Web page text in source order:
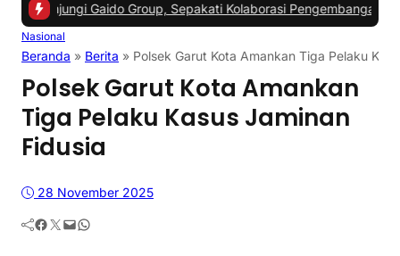
Group, Sepakati Kolaborasi Pengembangan Ekonomi
Nasional
Beranda » Berita » Polsek Garut Kota Amankan Tiga Pelaku
Polsek Garut Kota Amankan
Tiga Pelaku Kasus Jaminan
Fidusia
28 November 2025
Facebook Twitter Mail WhatsApp